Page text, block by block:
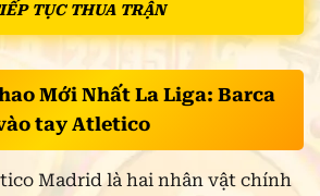
TỤC THUA TRẬN
Mới Nhất La Liga: Barca
tay Atletico
Madrid là hai nhân vật chính